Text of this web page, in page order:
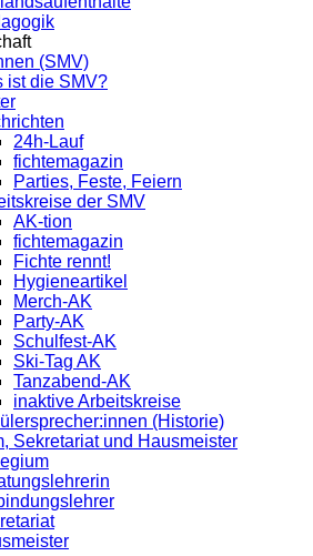
(SMV)
ist die SMV?
24h-Lauf
fichtemagazin
Parties, Feste, Feiern
der SMV
AK-tion
fichtemagazin
Fichte rennt!
Hygieneartikel
Merch-AK
Party-AK
Schulfest-AK
Ski-Tag AK
Tanzabend-AK
inaktive Arbeitskreise
(Historie)
Sekretariat und Hausmeister